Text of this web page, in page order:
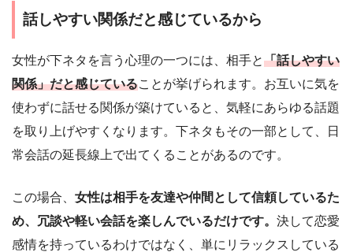
話しやすい関係だと感じているから
女性が下ネタを言う心理の一つには、相手と「話しやすい
関係」だと感じていることが挙げられます。お互いに気を
使わずに話せる関係が築けていると、気軽にあらゆる話題
を取り上げやすくなります。下ネタもその一部として、日
常会話の延長線上で出てくることがあるのです。
この場合、 女性は相手を友達や仲間として信頼しているた
め、冗談や軽い会話を楽しんでいるだけです。 決して恋愛
感情を持っているわけではなく、単にリラックスしている